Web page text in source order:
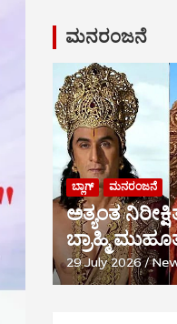
ಮನರಂಜನೆ
ಬ್ಲಾಗ್ ಮನರಂಜನೆ
ಅತ್ಯಂತ
ಬ್ರಾಹ್ಮಿ
29 July 2026